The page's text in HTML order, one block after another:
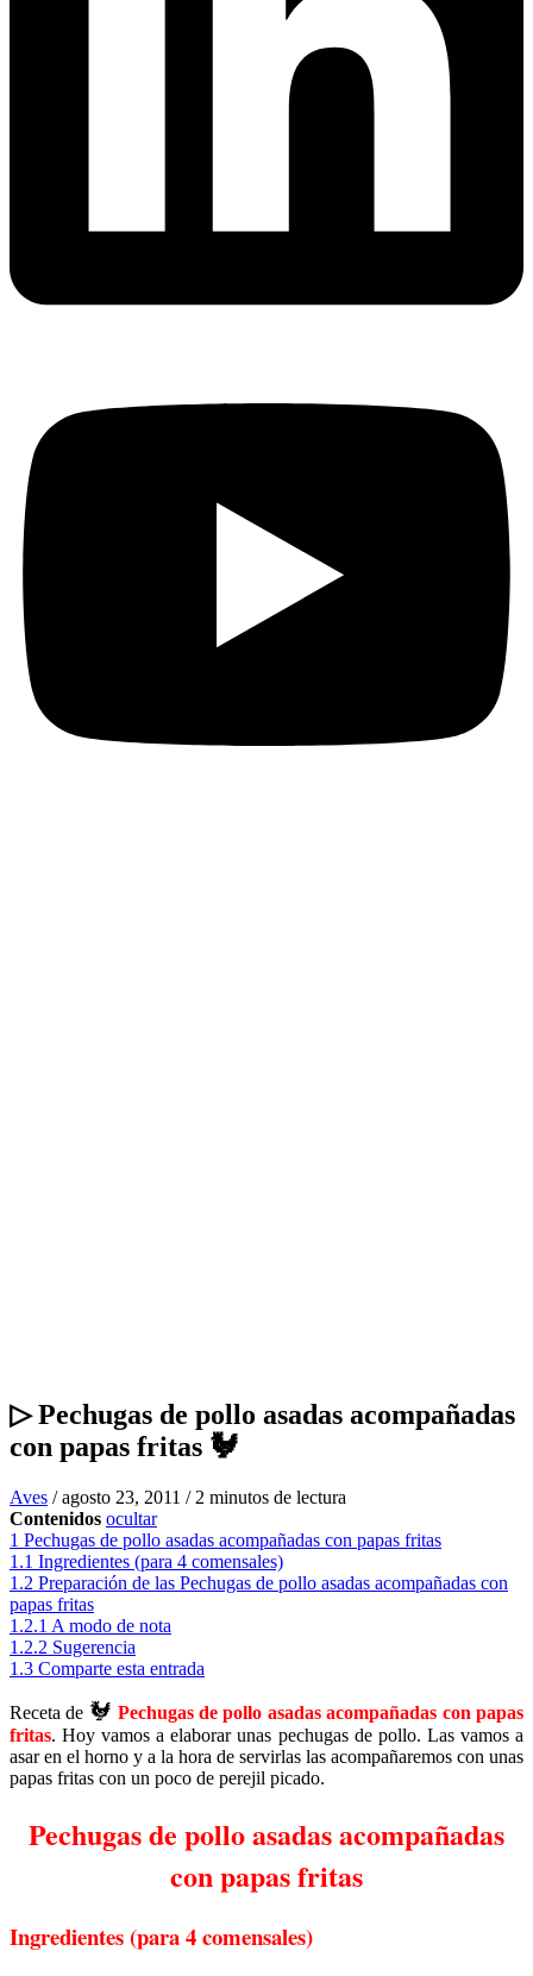
▷ Pechugas de pollo asadas acompañadas
con papas fritas 🐓
Aves /agosto 23, 2011 / 2 minutos de lectura
Contenidos ocultar
1 Pechugas de pollo asadas acompañadas con papas fritas
1.1 Ingredientes (para 4 comensales)
1.2 Preparación de las Pechugas de pollo asadas acompañadas con
papas fritas
1.2.1 A modo de nota
1.2.2 Sugerencia
1.3 Comparte esta entrada
Receta de 🐓 Pechugas de pollo asadas acompañadas con papas
fritas. Hoy vamos a elaborar unas pechugas de pollo. Las vamos a
asar en el horno y a la hora de servirlas las acompañaremos con unas
papas fritas con un poco de perejil picado.
Pechugas de pollo asadas acompañadas
con papas fritas
Ingredientes (para 4 comensales)